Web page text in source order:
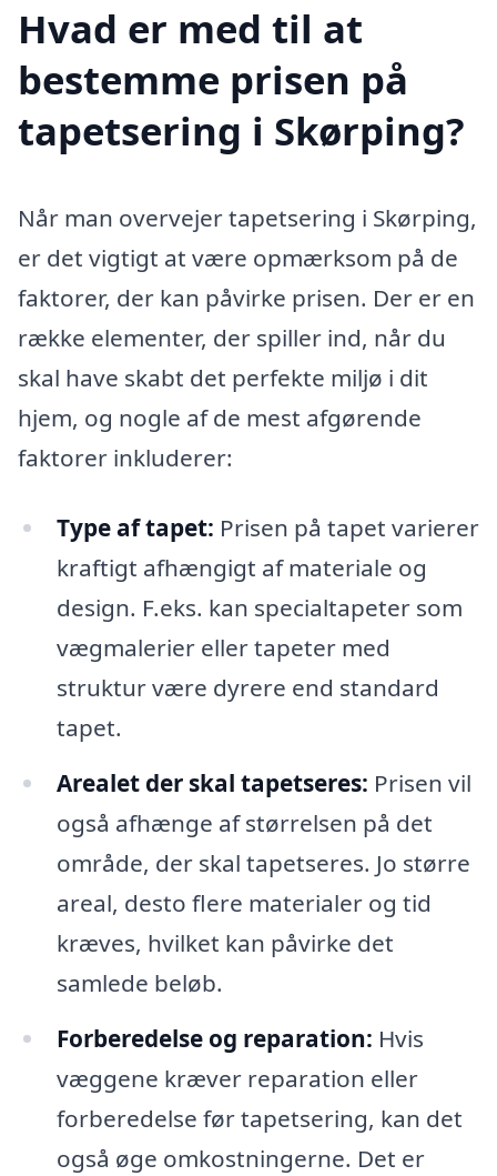
Hvad er med til at
bestemme prisen på
tapetsering i Skørping?
Når man overvejer tapetsering i Skørping,
er det vigtigt at være opmærksom på de
faktorer, der kan påvirke prisen. Der er en
række elementer, der spiller ind, når du
skal have skabt det perfekte miljø i dit
hjem, og nogle af de mest afgørende
faktorer inkluderer:
Type af tapet: Prisen på tapet varierer
kraftigt afhængigt af materiale og
design. F.eks. kan specialtapeter som
vægmalerier eller tapeter med
struktur være dyrere end standard
tapet.
Arealet der skal tapetseres: Prisen vil
også afhænge af størrelsen på det
område, der skal tapetseres. Jo større
areal, desto flere materialer og tid
kræves, hvilket kan påvirke det
samlede beløb.
Forberedelse og reparation: Hvis
væggene kræver reparation eller
forberedelse før tapetsering, kan det
også øge omkostningerne. Det er